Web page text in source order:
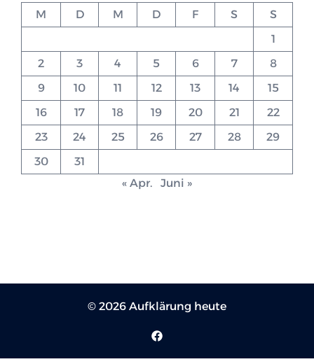
M D M D F S
S
1
2
3 4 5 6 7
8
9
10 11 12 13 14
15
16
17 18 19 20 21
22
23
24 25 26 27 28
29
30
31
« Apr.
Juni »
© 2026 Aufklärung heute